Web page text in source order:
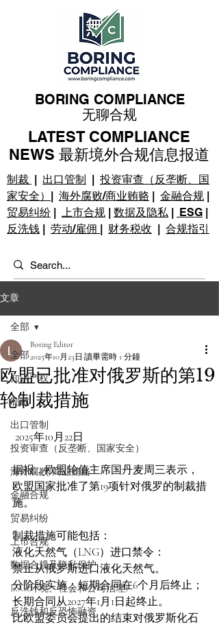
制裁 | 出口管制 | 投资审查（反垄断、国
家安全） | 海外腐败/商业贿赂 | 金融合规 |
贸易纠纷 | 上市合规 | 数据及隐私 | ESG |
反洗钱 | 劳动/雇佣 | 财务税收 | 合规指引
BORING COMPLIANCE
无聊合规
LATEST COMPLIANCE
NEWS 最新境外合规信息报道
文章
全部
知识产权
制裁
出口管制
投资审查（反垄断、国家安全）
海外腐败/商业贿赂
金融合规
贸易纠纷
上市合规
数据合规及隐私保护
ESG(环境、社会和公司治理)
反洗钱和反恐怖融资
全部
欧盟已批准对俄罗斯的第19
轮制裁措施
Boring Editor
2025年10月23日 讀畢需時 1 分鐘
2025年10月22日
据报，欧盟轮值主席国丹麦周三表示，
欧盟国家批准了第19项针对俄罗的制裁措
施。
制裁措施可能包括：
液化天然气（LNG）进口禁令：
禁止从俄罗斯进口液化天然气。
分阶段实施：短期合同在6个月后终止；
长期合同从2027年1月1日起终止。
比欧盟委员会提出的结束对俄罗斯化石